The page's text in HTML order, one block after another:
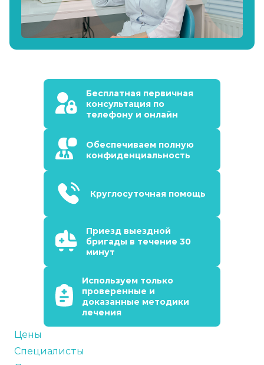
Бесплатная первичная
консультация по
телефону и онлайн
Обеспечиваем полную
конфиденциальность
Круглосуточная помощь
Приезд выездной
бригады в течение 30
минут
Используем только
проверенные и
доказанные методики
лечения
Цены
Специалисты